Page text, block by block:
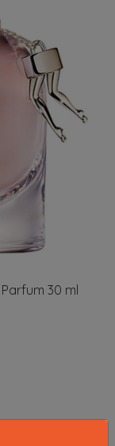
30 ml